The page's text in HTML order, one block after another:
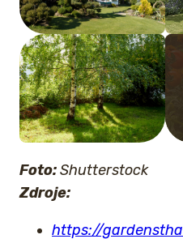
Foto:Shutterstock
Zdroje:
https://